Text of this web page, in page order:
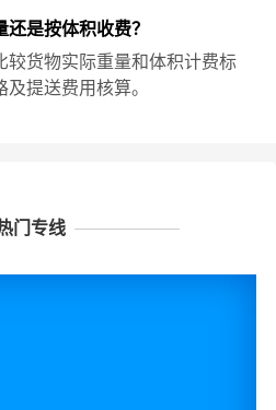
是按体积收费？
较货物实际重量和体积计费标
提送费用核算。
门专线